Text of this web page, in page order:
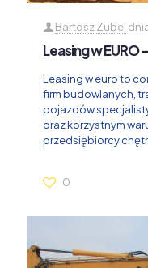
Bartosz Zubel
Leasing w EURO
Leasing w euro to
firm budowlanych,
pojazdów
oraz korzystnym
przedsiębiorcy
0